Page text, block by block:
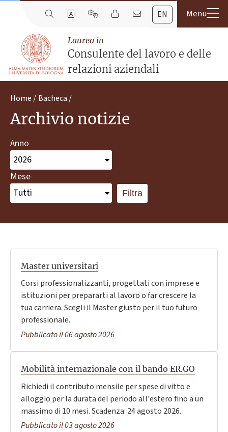
EN
Laurea in
Consulente del lavoro e delle
relazioni aziendali
Home Bacheca
Archivio notizie
Anno
Mese
Filtra
Master universitari
Corsi professionalizzanti, progettati con imprese e
istituzioni per prepararti al lavoro o far crescere la
tua carriera. Scegli il Master giusto per il tuo futuro
professionale.
Pubblicato il 06 agosto 2026
Mobilità internazionale con il bando ER.GO
Richiedi il contributo mensile per spese di vitto e
alloggio per la durata del periodo all'estero fino a un
massimo di 10 mesi. Scadenza: 24 agosto 2026.
Pubblicato il 03 agosto 2026